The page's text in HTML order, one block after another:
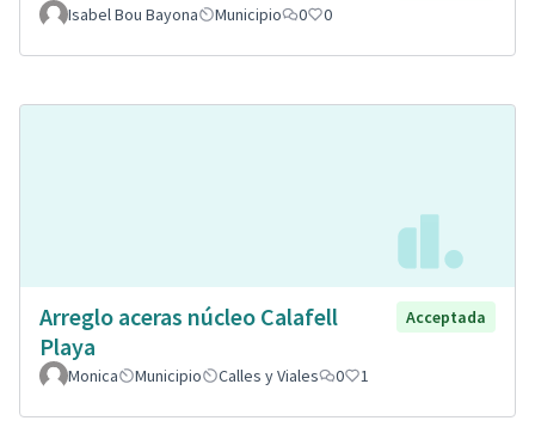
Isabel Bou Bayona
Municipio 0 0
Arreglo aceras núcleo Calafell
Playa
Acceptada
Monica Municipio Calles y Viales 0 1